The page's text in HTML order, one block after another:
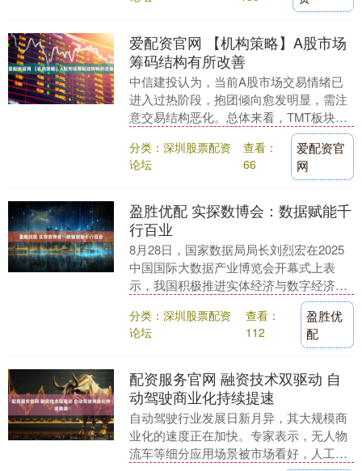
爱配资官网 【机构策略】A股市场
筹码结构有所改善
中信建投认为，当前A股市场交易情绪已
进入过热阶段，抱团倾向愈发明显，需注
意交易结构恶化。总体来看，TMT板块拥
挤度虽未见顶，但已接近预警线，市场交
易结构恶化需要....
分类：深圳股票配资
论坛
查看：
66
爱配资官
网
盈胜优配 实探数博会：数据赋能千
行百业
8月28日，国家数据局局长刘烈宏在2025
中国国际大数据产业博览会开幕式上表
示，我国积极推进实体经济与数字经济融
合发展，按新的计算口径，预测到今年年
底，数字经济....
分类：深圳股票配资
论坛
查看：
112
盈胜优
配
配资服务官网 融资技术双驱动 自
动驾驶商业化持续提速
自动驾驶行业发展日新月异，其大规模商
业化的速度正在加快。专家表示，无人物
流车等细分应用场景被市场看好，人工智